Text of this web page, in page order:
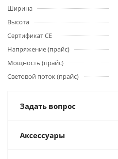
Ширина
Высота
Сертификат CE
Напряжение (прайс)
Мощность (прайс)
Световой поток (прайс)
Задать вопрос
Аксессуары